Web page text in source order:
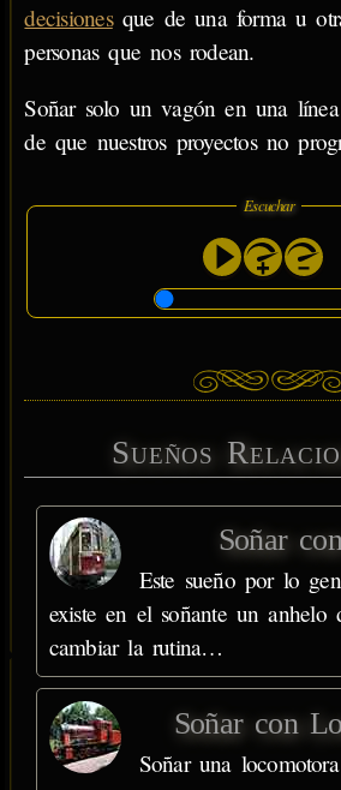
decisionesque de una forma u
personas que nos rodean.
Soñar solo un vagón en una
de que nuestros proyectos no
Escuchar
Sueños
Soñar
Este sueño por lo
existe en el soñante un anhelo
cambiar la rutina…
Soñar con
Soñar una